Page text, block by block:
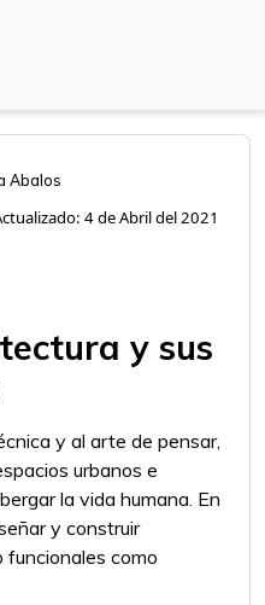
Abalos
4 de Abril del 2021
y sus
y al arte de pensar,
urbanos e
la vida humana. En
y construir
como